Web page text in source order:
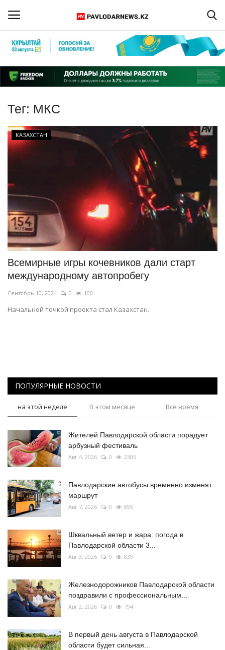
Регистрация
Главная
Обратная связь
ПАВЛОДАРСКАЯ ОБЛАСТЬ
МИР
СПЕЦПРОЕКТЫ
СПОРТ
Чек-лист
РАЗВЛЕЧЕНИЯ
Қазақша Русский
Тег: МКС
КАЗАХСТАН
Всемирные игры кочевников дали старт
международному автопробегу
Сентябрь 10, 2024 0 100
Начальной точкой проекта стал Казахстан.
ПОПУЛЯРНЫЕ НОВОСТИ
на этой неделе В этом месяце Все время
Жителей Павлодарской области порадует
арбузный фестиваль
Авг 4, 2026 0 2306
Павлодарские автобусы временно изменят
маршрут
Авг 7, 2026 0 896
Шквальный ветер и жара: погода в
Павлодарской области 3...
Авг 3, 2026 0 839
Железнодорожников Павлодарской области
поздравили с профессиональным...
Авг 2, 2026 0 794
В первый день августа в Павлодарской
области будет сильная...